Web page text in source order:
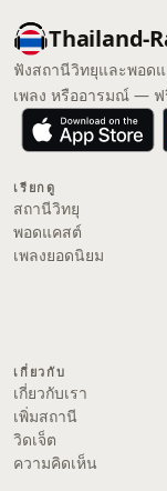
Thailand-
ฟังสถานีวิทยุและพอด
เพลง หรืออารมณ์ —
เรียกดู
สถานีวิทยุ
พอดแคสต์
เพลงยอดนิยม
เกี่ยวกับ
เกี่ยวกับเรา
เพิ่มสถานี
วิดเจ็ต
ความคิดเห็น